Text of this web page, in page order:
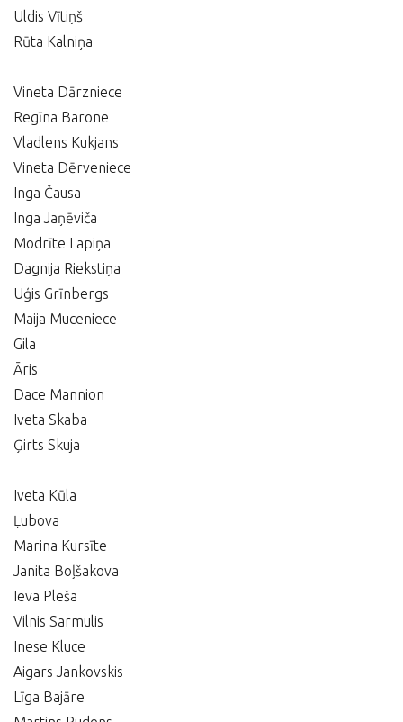
Uldis Vītiņš
Rūta Kalniņa
Vineta Dārzniece
Regīna Barone
Vladlens Kukjans
Vineta Dērveniece
Inga Čausa
Inga Jaņēviča
Modrīte Lapiņa
Dagnija Riekstiņa
Uģis Grīnbergs
Maija Muceniece
Gila
Āris
Dace Mannion
Iveta Skaba
Ģirts Skuja
Iveta Kūla
Ļubova
Marina Kursīte
Janita Boļšakova
Ieva Pleša
Vilnis Sarmulis
Inese Kluce
Aigars Jankovskis
Līga Bajāre